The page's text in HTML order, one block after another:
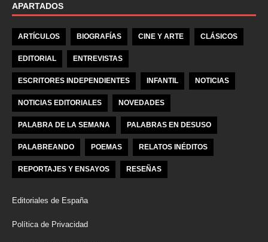
APARTADOS
ARTÍCULOS BIOGRAFÍAS CINE Y ARTE CLÁSICOS
EDITORIAL ENTREVISTAS
ESCRITORES INDEPENDIENTES INFANTIL NOTICIAS
NOTICIAS EDITORIALES NOVEDADES
PALABRA DE LA SEMANA PALABRAS EN DESUSO
PALABREANDO POEMAS RELATOS INÉDITOS
REPORTAJES Y ENSAYOS RESEÑAS
Editoriales de España
Política de Privacidad